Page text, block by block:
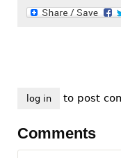
log in to post
Comments